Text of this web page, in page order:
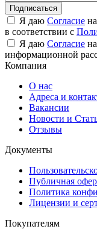
Подписаться
Я даю Согласие
в соответствии с
Я даю Согласие
информационной
Компания
О нас
Адреса и
Вакансии
Новости и
Отзывы
Документы
Публичная
Политика
Лицензии и
Покупателям